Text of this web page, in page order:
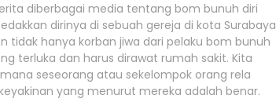
diberbagai media tentang bom bunuh diri
dirinya di sebuah gereja di kota Surabaya
hanya korban jiwa dari pelaku bom bunuh
terluka dan harus dirawat rumah sakit. Kita
seseorang atau sekelompok orang rela
yang menurut mereka adalah benar.